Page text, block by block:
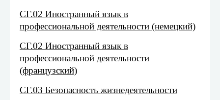
СГ.02 Иностранный язык в
профессиональной деятельности (немецкий)
СГ.02 Иностранный язык в
профессиональной деятельности
(французский)
СГ.03 Безопасность жизнедеятельности